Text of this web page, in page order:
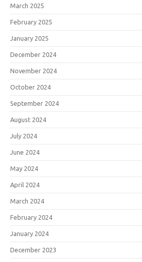
March 2025
February 2025
January 2025
December 2024
November 2024
October 2024
September 2024
August 2024
July 2024
June 2024
May 2024
April 2024
March 2024
February 2024
January 2024
December 2023